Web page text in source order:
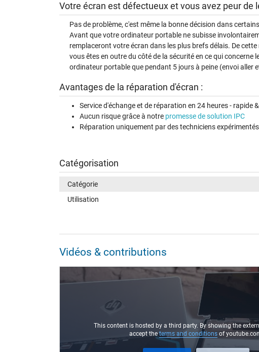
Votre écran est défectueux et vous avez peur de
Pas de problème, c'est même la bonne décision dans
Avant que votre ordinateur portable ne subisse
remplaceront votre écran dans les plus brefs délais. De
vous êtes en outre du côté de la sécurité en ce qui
ordinateur portable que pendant 5 jours à peine (envoi aller
Avantages de la réparation d'écran :
Service d'échange et de réparation en 24 heures - rapide
Aucun risque grâce à notre promesse de solution IPC
Réparation uniquement par des techniciens
Catégorisation
Catégorie
Utilisation
Vidéos & contributions
This content is hosted by a third party. By showing the
accept theterms and conditionsof